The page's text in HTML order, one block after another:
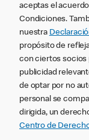
aceptas el
Condiciones.
nuestra
propósito de
con ciertos socios
publicidad
de optar por no
personal se
dirigida, un
Centro de